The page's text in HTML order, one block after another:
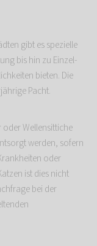
gibt es spezielle
bis hin zu Einzel-
bieten. Die
Pacht.
oder Wellensittiche
werden, sofern
oder
ist dies nicht
bei der